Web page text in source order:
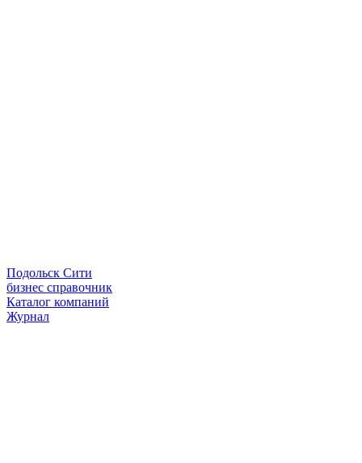
Подольск Сити
бизнес справочник
Каталог компаний
Журнал